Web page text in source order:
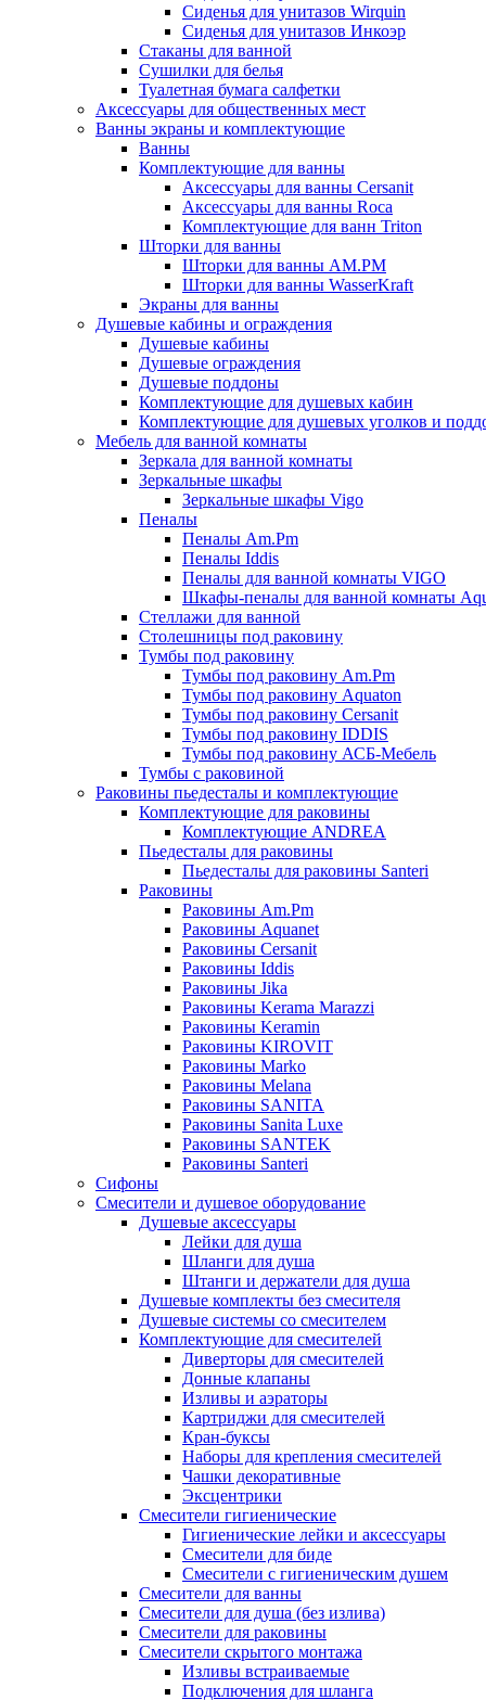
Сиденья для унитазов Wirquin
Сиденья для унитазов Инкоэр
Стаканы для ванной
Сушилки для белья
Туалетная бумага салфетки
Аксессуары для общественных мест
Ванны экраны и комплектующие
Ванны
Комплектующие для ванны
Аксессуары для ванны Cersanit
Аксессуары для ванны Roca
Комплектующие для ванн Triton
Шторки для ванны
Шторки для ванны AM.PM
Шторки для ванны WasserKraft
Экраны для ванны
Душевые кабины и ограждения
Душевые кабины
Душевые ограждения
Душевые поддоны
Комплектующие для душевых кабин
Комплектующие для душевых уголков и
Мебель для ванной комнаты
Зеркала для ванной комнаты
Зеркальные шкафы
Зеркальные шкафы Vigo
Пеналы
Пеналы Am.Pm
Пеналы Iddis
Пеналы для ванной комнаты VIGO
Шкафы-пеналы для ванной комнаты
Стеллажи для ванной
Столешницы под раковину
Тумбы под раковину
Тумбы под раковину Am.Pm
Тумбы под раковину Aquaton
Тумбы под раковину Cersanit
Тумбы под раковину IDDIS
Тумбы под раковину АСБ-Мебель
Тумбы с раковиной
Раковины пьедесталы и комплектующие
Комплектующие для раковины
Комплектующие ANDREA
Пьедесталы для раковины
Пьедесталы для раковины Santeri
Раковины
Раковины Am.Pm
Раковины Aquanet
Раковины Cersanit
Раковины Iddis
Раковины Jika
Раковины Kerama Marazzi
Раковины Keramin
Раковины KIROVIT
Раковины Marko
Раковины Melana
Раковины SANITA
Раковины Sanita Luxe
Раковины SANTEK
Раковины Santeri
Сифоны
Смесители и душевое оборудование
Душевые аксессуары
Лейки для душа
Шланги для душа
Штанги и держатели для душа
Душевые комплекты без смесителя
Душевые системы со смесителем
Комплектующие для смесителей
Диверторы для смесителей
Донные клапаны
Изливы и аэраторы
Картриджи для смесителей
Кран-буксы
Наборы для крепления смесителей
Чашки декоративные
Эксцентрики
Смесители гигиенические
Гигиенические лейки и аксессуары
Смесители для биде
Смесители с гигиеническим душем
Смесители для ванны
Смесители для душа (без излива)
Смесители для раковины
Смесители скрытого монтажа
Изливы встраиваемые
Подключения для шланга